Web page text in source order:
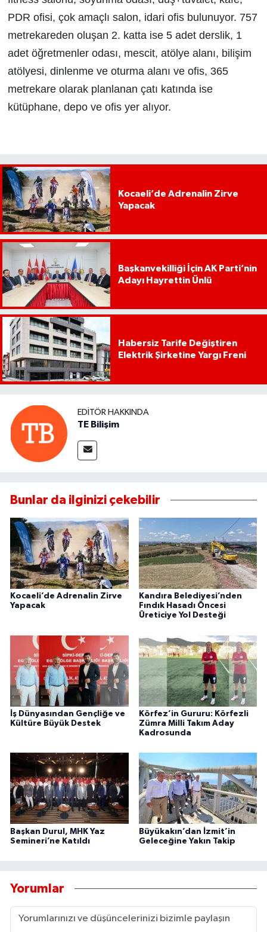
PDR ofisi, çok amaçlı salon, idari ofis bulunuyor. 757
metrekareden oluşan 2. katta ise 5 adet derslik, 1
adet öğretmenler odası, mescit, atölye alanı, bilişim
atölyesi, dinlenme ve oturma alanı ve ofis, 365
metrekare olarak planlanan çatı katında ise
kütüphane, depo ve ofis yer alıyor.
Kocaeli’de Adrenalin Zirve
Yapacak
Başkanvekilliği İçin AK Parti’nin
Adayı Hayrettin Ünlü
Habersiz Tarife Değiştiren
Elektrik Şirketine Yargı Freni
EDITÖR HAKKINDA
TE Bilişim
Bunlar da ilginizi çekebilir
Kocaeli’de Adrenalin Zirve
Yapacak
Kandıra Belediyesi’nden
Fındık Hasadı Öncesi
Üreticiye Yol Desteği
İş Dünyasından Gençliğe ve
Kültüre Büyük Destek
Körfez’in Gururu: Körfezli
Zümra Milli Takım Aday
Kadrosunda
Başkan Durul, MHK Yaz
Semineri’ne Katıldı
Büyükakın’dan İzmit’in
Geleceğine Yakın Takip
Yorumlar